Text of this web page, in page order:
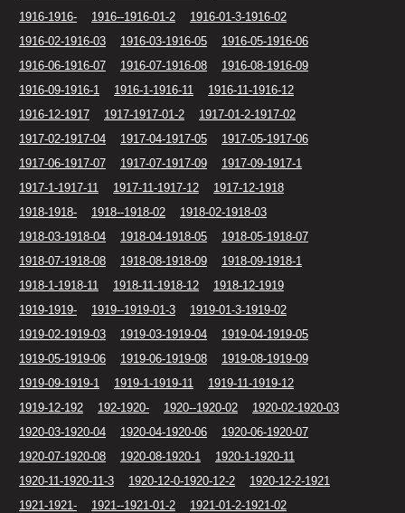
1916-1916-
1916--1916-01-2
1916-01-3-1916-02
1916-02-1916-03
1916-03-1916-05
1916-05-1916-06
1916-06-1916-07
1916-07-1916-08
1916-08-1916-09
1916-09-1916-1
1916-1-1916-11
1916-11-1916-12
1916-12-1917
1917-1917-01-2
1917-01-2-1917-02
1917-02-1917-04
1917-04-1917-05
1917-05-1917-06
1917-06-1917-07
1917-07-1917-09
1917-09-1917-1
1917-1-1917-11
1917-11-1917-12
1917-12-1918
1918-1918-
1918--1918-02
1918-02-1918-03
1918-03-1918-04
1918-04-1918-05
1918-05-1918-07
1918-07-1918-08
1918-08-1918-09
1918-09-1918-1
1918-1-1918-11
1918-11-1918-12
1918-12-1919
1919-1919-
1919--1919-01-3
1919-01-3-1919-02
1919-02-1919-03
1919-03-1919-04
1919-04-1919-05
1919-05-1919-06
1919-06-1919-08
1919-08-1919-09
1919-09-1919-1
1919-1-1919-11
1919-11-1919-12
1919-12-192
192-1920- 1920--1920-02
1920-02-1920-03
1920-03-1920-04
1920-04-1920-06
1920-06-1920-07
1920-07-1920-08
1920-08-1920-1
1920-1-1920-11
1920-11-1920-11-3
1920-12-0-1920-12-2
1920-12-2-1921
1921-1921-
1921--1921-01-2
1921-01-2-1921-02